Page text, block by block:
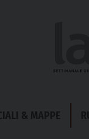
& MAPPE